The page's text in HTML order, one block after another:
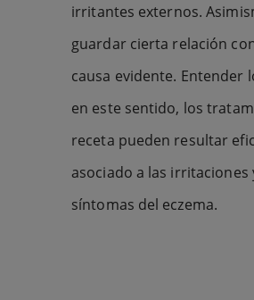
irritantes externos.
guardar cierta relación
causa evidente. Entender
en este sentido, los
receta pueden resultar
asociado a las
síntomas del eczema.